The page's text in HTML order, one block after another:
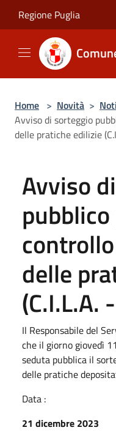
Regione Puglia
Home > Novità >
Avviso di sorteggio
delle pratiche edilizie
Avviso
delle
(C.I.L.A.
Il Responsabile del
che il giorno giovedì
seduta pubblica il
delle pratiche
Data :
21 dicembre 2023